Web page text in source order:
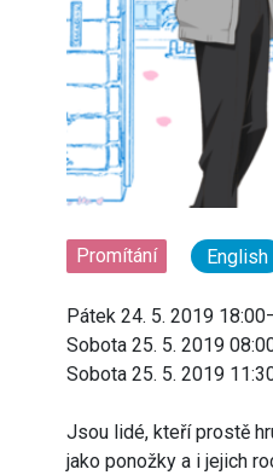
Promítání English
Pátek 24. 5. 2019
Sobota 25. 5. 2019
Sobota 25. 5. 2019
Jsou lidé, kteří prostě
jako ponožky a i jejich